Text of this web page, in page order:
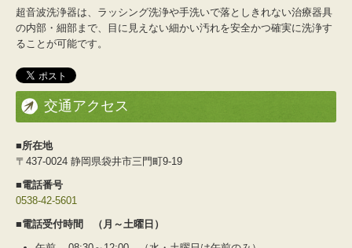
交通アクセス
■所在地
〒437-0024 静岡県袋井市三門町9-19
■電話番号
0538-42-5601
■電話受付時間 （月～土曜日）
超音波洗浄器は、ラッシング洗浄や手洗いで落としきれない治療器具
の内部・細部まで、目に見えない細かい汚れを安全かつ確実に洗浄す
ることが可能です。